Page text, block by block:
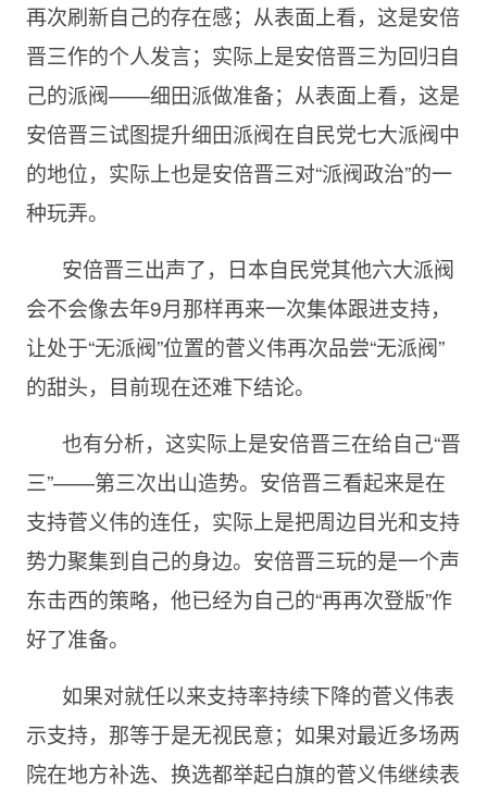
再次刷新自己的存在感；从表面上看，这是安倍
晋三作的个人发言；实际上是安倍晋三为回归自
己的派阀——细田派做准备；从表面上看，这是
安倍晋三试图提升细田派阀在自民党七大派阀中
的地位，实际上也是安倍晋三对“派阀政治”的一
种玩弄。
安倍晋三出声了，日本自民党其他六大派阀
会不会像去年9月那样再来一次集体跟进支持，
让处于“无派阀”位置的菅义伟再次品尝“无派阀”
的甜头，目前现在还难下结论。
也有分析，这实际上是安倍晋三在给自己“晋
三”——第三次出山造势。安倍晋三看起来是在
支持菅义伟的连任，实际上是把周边目光和支持
势力聚集到自己的身边。安倍晋三玩的是一个声
东击西的策略，他已经为自己的“再再次登版”作
好了准备。
如果对就任以来支持率持续下降的菅义伟表
示支持，那等于是无视民意；如果对最近多场两
院在地方补选、换选都举起白旗的菅义伟继续表